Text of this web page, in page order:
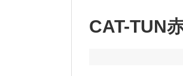
CAT-TUN